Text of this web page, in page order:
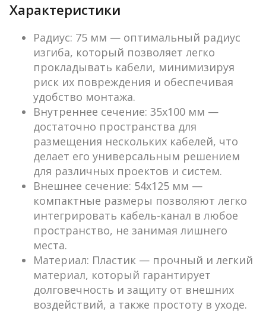
Характеристики
Радиус: 75 мм — оптимальный радиус
изгиба, который позволяет легко
прокладывать кабели, минимизируя
риск их повреждения и обеспечивая
удобство монтажа.
Внутреннее сечение: 35х100 мм —
достаточно пространства для
размещения нескольких кабелей, что
делает его универсальным решением
для различных проектов и систем.
Внешнее сечение: 54х125 мм —
компактные размеры позволяют легко
интегрировать кабель-канал в любое
пространство, не занимая лишнего
места.
Материал: Пластик — прочный и легкий
материал, который гарантирует
долговечность и защиту от внешних
воздействий, а также простоту в уходе.